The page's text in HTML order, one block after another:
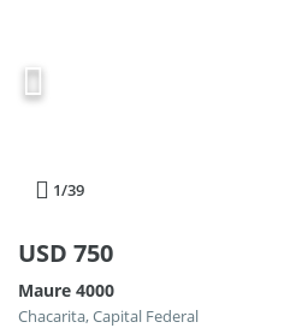
1/39
USD 750
Maure 4000
Chacarita, Capital Federal